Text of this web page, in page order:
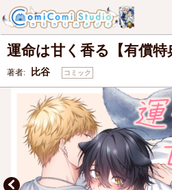
特典 【有償特典・『運命は甘く香る』12P小
ット】 【店舗共通特典ペーパー】
運命は甘く香る【有償特
著者: 比谷 コミック